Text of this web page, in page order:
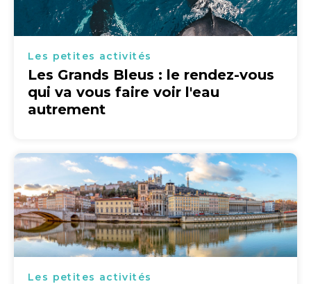
Les petites activités
Les Grands Bleus : le rendez-vous
qui va vous faire voir l'eau
autrement
Les petites activités